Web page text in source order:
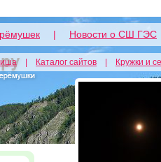
| Новости о СШ ГЭС
Каталог сайтов Кружки и